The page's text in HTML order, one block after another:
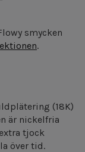
smycken
.
(18K)
är nickelfria
tjock
över tid.